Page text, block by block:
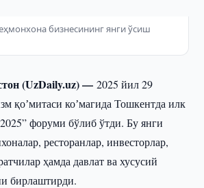
бизнесининг янги ўсиш
(UzDaily.uz) —2025 йил 29
қоʼмитаси коʼмагида Тошкентда илк
форуми бўлиб ўтди. Бу янги
ресторанлар, инвесторлар,
ҳамда давлат ва хусусий
бирлаштирди.